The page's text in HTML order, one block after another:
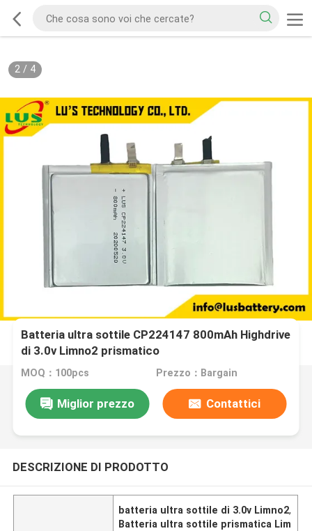
2/ 4
Batteria ultra sottile CP224147 800mAh Highdrive
di 3.0v Limno2 prismatico
MOQ：100pcs Prezzo：Bargain
Miglior prezzo Contattici
DESCRIZIONE DI PRODOTTO
batteria ultra sottile di 3.0v Limno2,
Batteria ultra sottile prismatica Lim